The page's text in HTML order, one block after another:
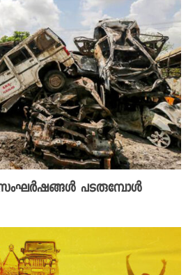
സംഘർഷങ്ങൾ പടരുമ്പോൾ